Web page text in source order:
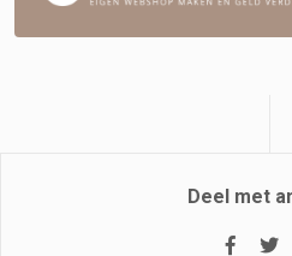
Deel met